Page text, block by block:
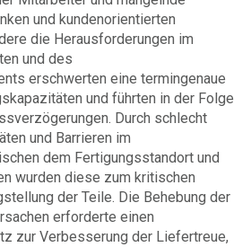
und kundenorientierten
die Herausforderungen im
und des
erschwerten eine termingenaue
und führten in der Folge
Durch schlecht
und Barrieren im
dem Fertigungsstandort und
wurden diese zum kritischen
der Teile. Die Behebung der
erforderte einen
zur Verbesserung der Liefertreue,